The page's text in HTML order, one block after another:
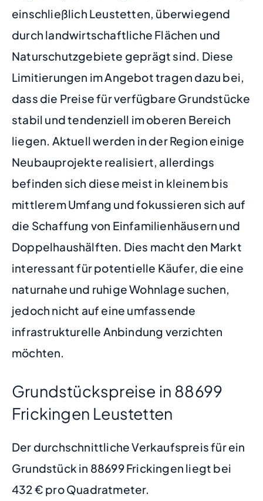
einschließlich Leustetten, überwiegend
durch landwirtschaftliche Flächen und
Naturschutzgebiete geprägt sind. Diese
Limitierungen im Angebot tragen dazu bei,
dass die Preise für verfügbare Grundstücke
stabil und tendenziell im oberen Bereich
liegen. Aktuell werden in der Region einige
Neubauprojekte realisiert, allerdings
befinden sich diese meist in kleinem bis
mittlerem Umfang und fokussieren sich auf
die Schaffung von Einfamilienhäusern und
Doppelhaushälften. Dies macht den Markt
interessant für potentielle Käufer, die eine
naturnahe und ruhige Wohnlage suchen,
jedoch nicht auf eine umfassende
infrastrukturelle Anbindung verzichten
möchten.
Grundstückspreise in 88699
Frickingen Leustetten
Der durchschnittliche Verkaufspreis für ein
Grundstück in 88699 Frickingen liegt bei
432 € pro Quadratmeter.